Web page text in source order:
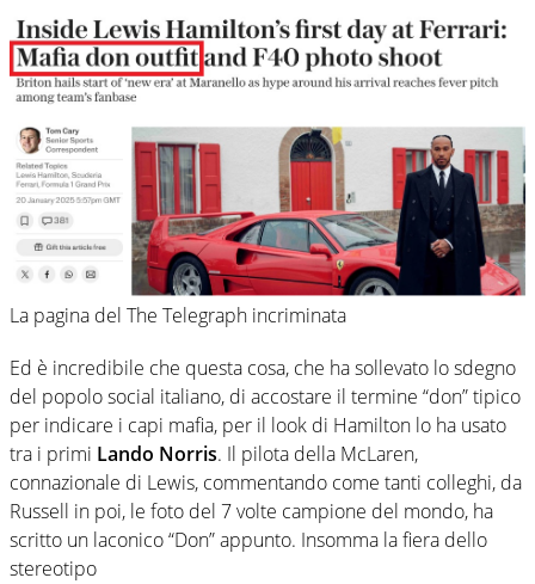
La pagina del The Telegraph incriminata
Ed è incredibile che questa cosa, che ha sollevato lo sdegno
del popolo social italiano, di accostare il termine “don” tipico
per indicare i capi mafia, per il look di Hamilton lo ha usato
tra i primi Lando Norris. Il pilota della McLaren,
connazionale di Lewis, commentando come tanti colleghi, da
Russell in poi, le foto del 7 volte campione del mondo, ha
scritto un laconico “Don” appunto. Insomma la fiera dello
stereotipo